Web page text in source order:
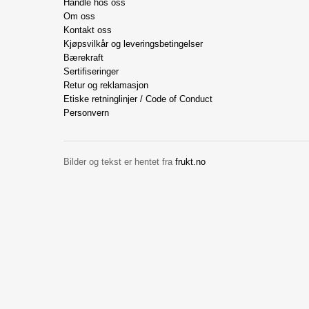
Handle hos oss
Om oss
Kontakt oss
Kjøpsvilkår og leveringsbetingelser
Bærekraft
Sertifiseringer
Retur og reklamasjon
Etiske retninglinjer / Code of Conduct
Personvern
Bilder og tekst er hentet fra frukt.no